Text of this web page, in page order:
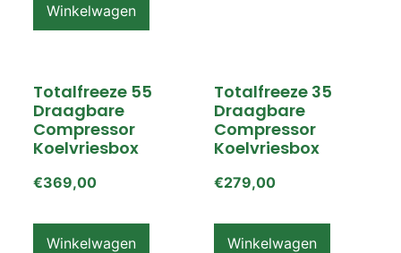
Winkelwagen
Totalfreeze 55
Draagbare
Compressor
Koelvriesbox
€369,00
Winkelwagen
Totalfreeze 35
Draagbare
Compressor
Koelvriesbox
€279,00
Winkelwagen